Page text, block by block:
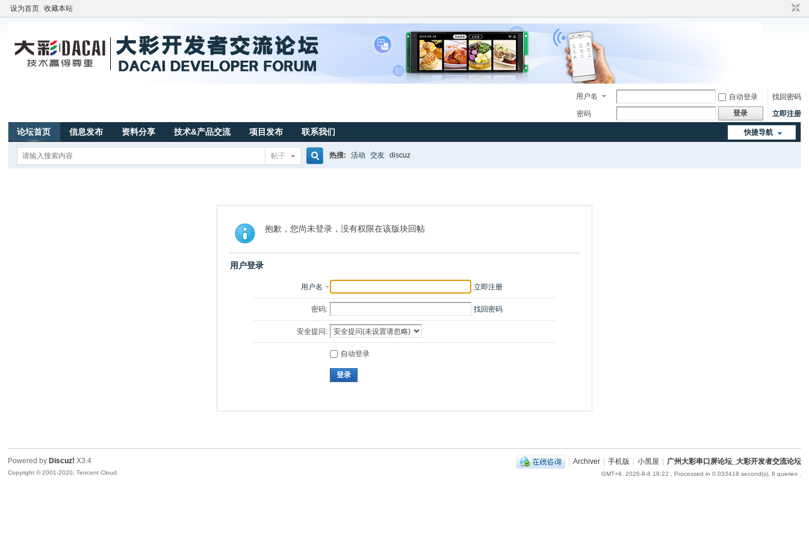
设为首页 收藏本站
用户名 自动登录
找回密码
密码
登录 立即注册
快捷导航
论坛首页 信息发布 资料分享 技术&产品交流 项目发布 联系我们
帖子
索
热搜: 活动 交友 discuz
抱歉，您尚未登录，没有权限在该版块回帖
用户登录
用户名 立即注册
密码: 找回密码
安全提问:
自动登录
登录
| Archiver | 手机版 | 小黑屋 | 广州大彩串口屏论坛_大彩开发者交流论坛
GMT+8, 2026-8-8 19:22 , Processed in 0.033418 second(s), 8 queries .
Powered by Discuz! X3.4
Copyright © 2001-2020, Tencent Cloud.